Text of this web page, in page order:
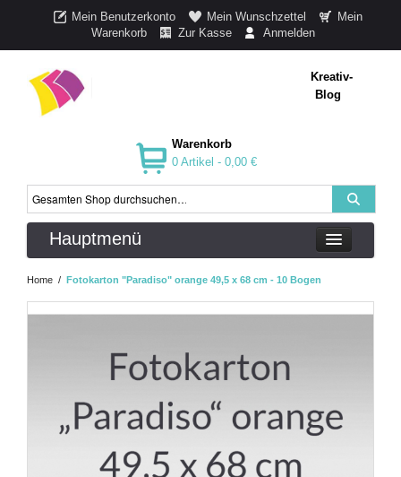
Mein Benutzerkonto Mein Wunschzettel
Mein
Warenkorb
Zur Kasse Anmelden
Kreativ-
Blog
Warenkorb
0 Artikel - 0,00 €
Hauptmenü
Home / Fotokarton "Paradiso" orange 49,5 x 68 cm - 10 Bogen